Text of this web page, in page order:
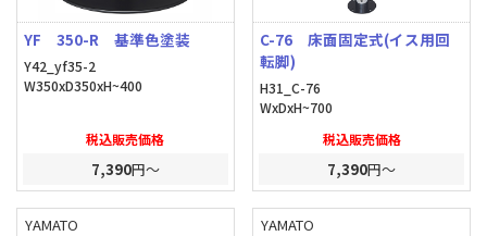
YF 350-R 基準色塗装
Y42_yf35-2
W350xD350xH~400
税込販売価格
7,390円～
C-76 床面固定式(イス用回
転脚)
H31_C-76
WxDxH~700
税込販売価格
7,390円～
YAMATO YAMATO